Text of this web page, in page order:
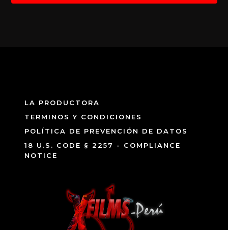
LA PRODUCTORA
TERMINOS Y CONDICIONES
POLÍTICA DE PREVENCIÓN DE DATOS
18 U.S. CODE § 2257 - COMPLIANCE
NOTICE